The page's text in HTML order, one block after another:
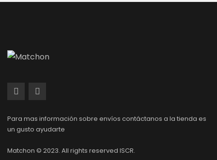
Para mas información sobre envíos contáctanos a la tienda es
un gusto ayudarte
Matchon © 2023. All rights reserved ISCR.